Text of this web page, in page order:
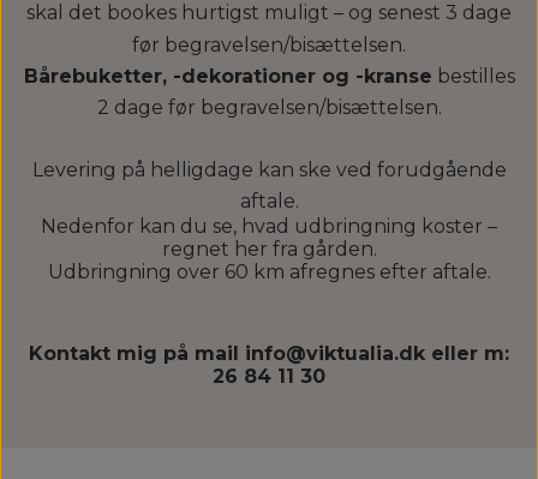
skal det bookes hurtigst muligt – og senest 3 dage
før begravelsen/bisættelsen.
Bårebuketter, -dekorationer og -kranse bestilles
2 dage før begravelsen/bisættelsen.
Levering på helligdage kan ske ved forudgående
aftale.
Nedenfor kan du se, hvad udbringning koster –
regnet her fra gården.
Udbringning over 60 km afregnes efter aftale.
Kontakt mig på mail info@viktualia.dk eller m:
26 84 11 30